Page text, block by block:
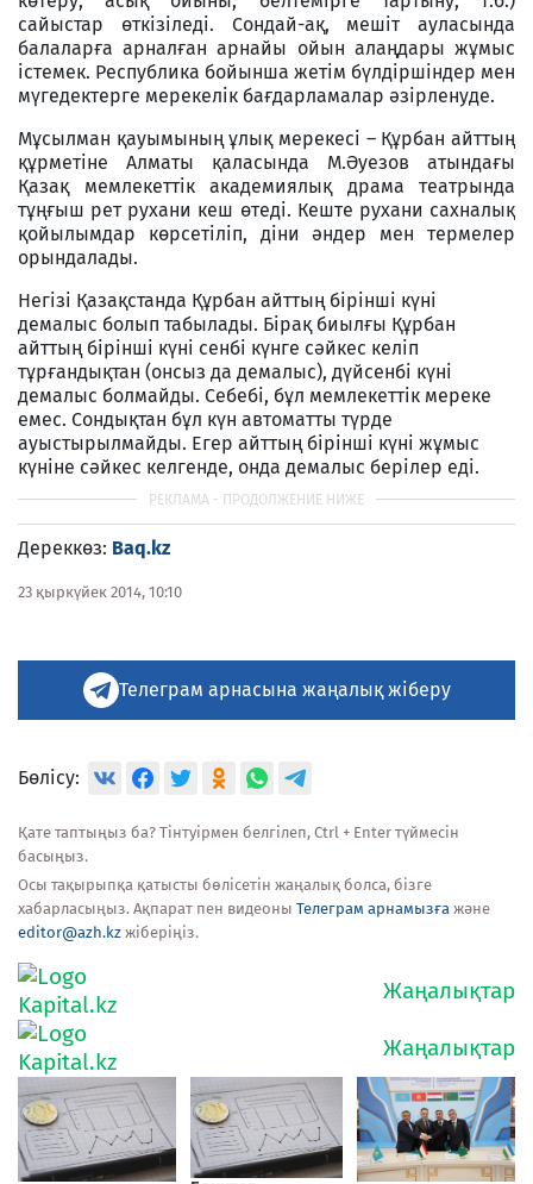
сайыстар өткізіледі. Сондай-ақ, мешіт ауласында
балаларға арналған арнайы ойын алаңдары жұмыс
істемек. Республика бойынша жетім бүлдіршіндер мен
мүгедектерге мерекелік бағдарламалар әзірленуде.
Мұсылман қауымының ұлық мерекесі – Құрбан айттың
құрметіне Алматы қаласында М.Әуезов атындағы
Қазақ мемлекеттік академиялық драма театрында
тұңғыш рет рухани кеш өтеді. Кеште рухани сахналық
қойылымдар көрсетіліп, діни әндер мен термелер
орындалады.
Негізі Қазақстанда Құрбан айттың бірінші күні
демалыс болып табылады. Бірақ биылғы Құрбан
айттың бірінші күні сенбі күнге сәйкес келіп
тұрғандықтан (онсыз да демалыс), дүйсенбі күні
демалыс болмайды. Себебі, бұл мемлекеттік мереке
емес. Сондықтан бұл күн автоматты түрде
ауыстырылмайды. Егер айттың бірінші күні жұмыс
күніне сәйкес келгенде, онда демалыс берілер еді.
Дереккөз: Baq.kz
23 қыркүйек 2014, 10:10
Телеграм арнасына жаңалық жіберу
Бөлісу:
Қате таптыңыз ба? Тінтуірмен белгілеп, Ctrl + Enter түймесін
басыңыз.
Осы тақырыпқа қатысты бөлісетін жаңалық болса, бізге
хабарласыңыз. Ақпарат пен видеоны Телеграм арнамызға және
editor@azh.kz жіберіңіз.